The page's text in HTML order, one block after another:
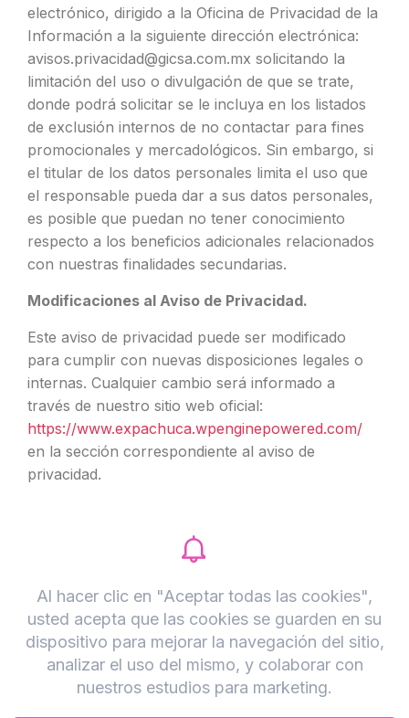
electrónico, dirigido a la Oficina de Privacidad de la
Información a la siguiente dirección electrónica:
avisos.privacidad@gicsa.com.mx solicitando la
limitación del uso o divulgación de que se trate,
donde podrá solicitar se le incluya en los listados
de exclusión internos de no contactar para fines
promocionales y mercadológicos. Sin embargo, si
el titular de los datos personales limita el uso que
el responsable pueda dar a sus datos personales,
es posible que puedan no tener conocimiento
respecto a los beneficios adicionales relacionados
con nuestras finalidades secundarias.
Modificaciones al Aviso de Privacidad.
Este aviso de privacidad puede ser modificado
para cumplir con nuevas disposiciones legales o
internas. Cualquier cambio será informado a
través de nuestro sitio web oficial:
https://www.expachuca.wpenginepowered.com/
en la sección correspondiente al aviso de
privacidad.
Legal